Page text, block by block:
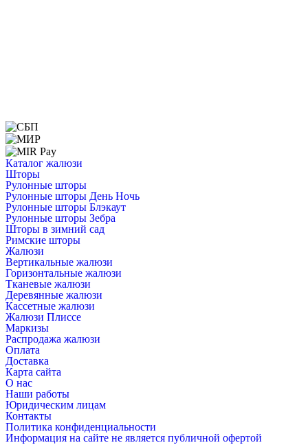
Каталог жалюзи
Шторы
Рулонные шторы
Рулонные шторы День Ночь
Рулонные шторы Блэкаут
Рулонные шторы Зебра
Шторы в зимний сад
Римские шторы
Жалюзи
Вертикальные жалюзи
Горизонтальные жалюзи
Тканевые жалюзи
Деревянные жалюзи
Кассетные жалюзи
Жалюзи Плиссе
Маркизы
Распродажа жалюзи
Оплата
Доставка
Карта сайта
О нас
Наши работы
Юридическим лицам
Контакты
Политика конфиденциальности
Информация на сайте не является публичной офертой